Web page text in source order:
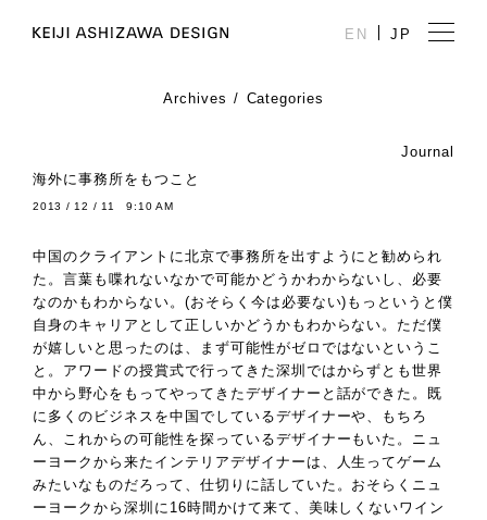
EN JP
Journal
Archives Categories
海外に事務所をもつこと
2013 / 12 / 11 9:10 AM
中国のクライアントに北京で事務所を出すようにと勧められ
た。言葉も喋れないなかで可能かどうかわからないし、必要
なのかもわからない。(おそらく今は必要ない)もっというと僕
自身のキャリアとして正しいかどうかもわからない。ただ僕
が嬉しいと思ったのは、まず可能性がゼロではないというこ
と。アワードの授賞式で行ってきた深圳ではからずとも世界
中から野心をもってやってきたデザイナーと話ができた。既
に多くのビジネスを中国でしているデザイナーや、もちろ
ん、これからの可能性を探っているデザイナーもいた。ニュ
ーヨークから来たインテリアデザイナーは、人生ってゲーム
みたいなものだろって、仕切りに話していた。おそらくニュ
ーヨークから深圳に16時間かけて来て、美味しくないワイン